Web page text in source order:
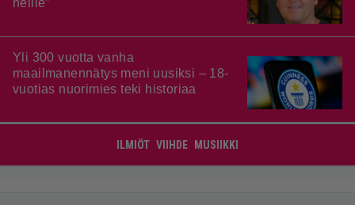
heille”
Yli 300 vuotta vanha
maailmanennätys meni uusiksi – 18-
vuotias nuorimies teki historiaa
ILMIÖT VIIHDE MUSIIKKI